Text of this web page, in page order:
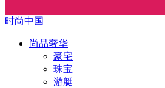
时尚中国
尚品奢华
豪宅
珠宝
游艇